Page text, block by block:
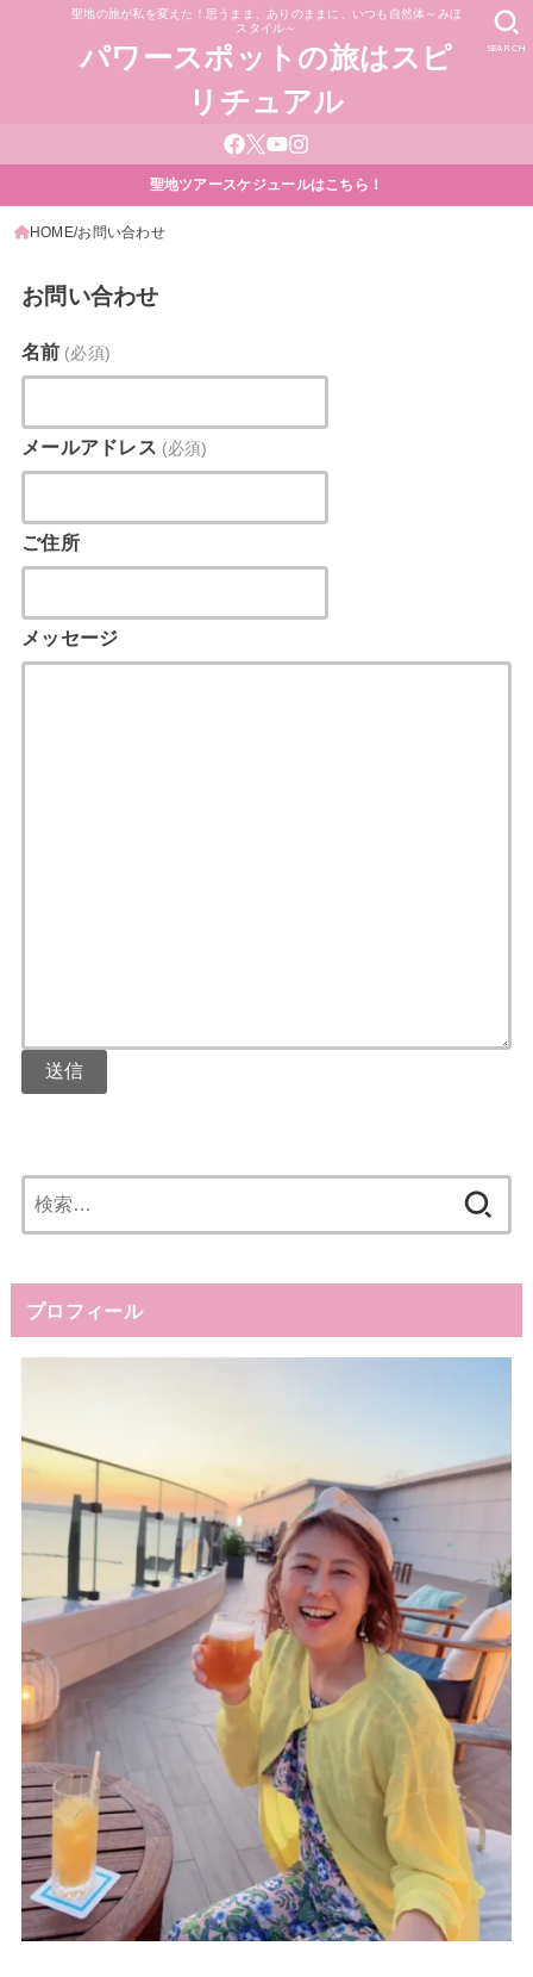
聖地の旅が私を変えた！思うまま、ありのままに、いつも自然体～みほ
スタイル～
パワースポットの旅はスピ
リチュアル
SEARCH
聖地ツアースケジュールはこちら！
HOME お問い合わせ
お問い合わせ
名前 (必須)
メールアドレス (必須)
ご住所
メッセージ
送信
索:
プロフィール